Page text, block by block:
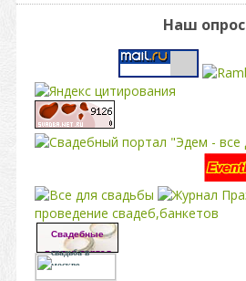
Наш опрос
проведение свадеб,банкетов
Свадебные
платья портал
свадьба в
москве